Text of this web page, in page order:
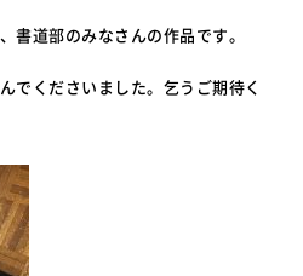
書道部のみなさんの作品です。
でくださいました。乞うご期待く